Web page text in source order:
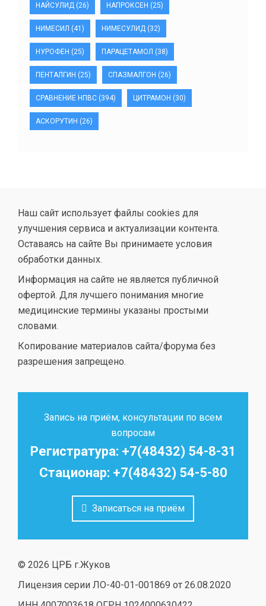
НАЙСУЛИД (26) НАПРОКСЕН (25)
НИМЕСИЛ (41) НИМЕСУЛИД (32)
НУРОФЕН (25) ПАРАЦЕТАМОЛ (38)
ПЕНТАЛГИН (25) СПАЗМАЛГОН (26)
СРАВНЕНИЕ НПВС (394) ЦИТРАМОН (30)
АСКОРУТИН (26)
Наш сайт использует файлы cookies для
улучшения сервиса и актуализации контента.
Оставаясь на сайте Вы принимаете условия
обработки данных.
Информация на сайте не является публичной
офертой. Для лучшего понимания многие
медицинские термины указаны простыми
словами.
Копирование материалов сайта/форума без
разрешения запрещено.
Запись на приём, консультации по всем
вопросам
Регистратура: +7(48432) 54-8-31
Стационар: +7(48432) 54-5-80
Записаться на приём
© 2026 ЦРБ г.Жуков
Лицензия серии ЛО-40-01-001869 от 26.08.2020